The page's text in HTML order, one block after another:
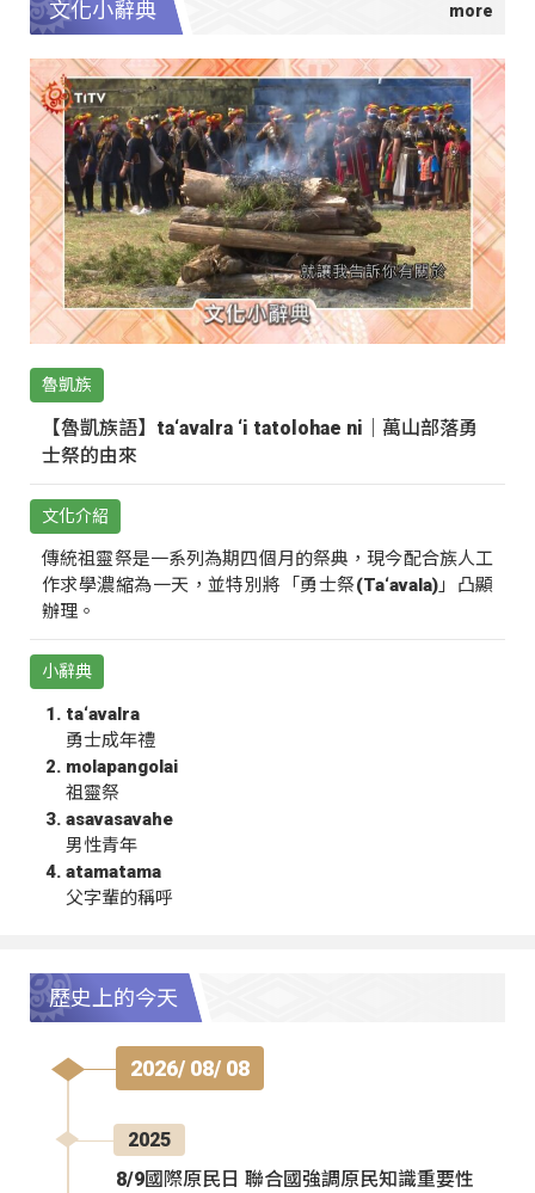
文化小辭典
魯凱族
【魯凱族語】ta‘avalra ‘i tatolohae ni｜萬山部落勇
士祭的由來
文化介紹
傳統祖靈祭是一系列為期四個月的祭典，現今配合族人工
作求學濃縮為一天，並特別將「勇士祭(Ta‘avala)」凸顯
辦理。
小辭典
ta‘avalra
勇士成年禮
molapangolai
祖靈祭
asavasavahe
男性青年
atamatama
父字輩的稱呼
歷史上的今天
2026/ 08/ 08
2025
8/9國際原民日 聯合國強調原民知識重要性